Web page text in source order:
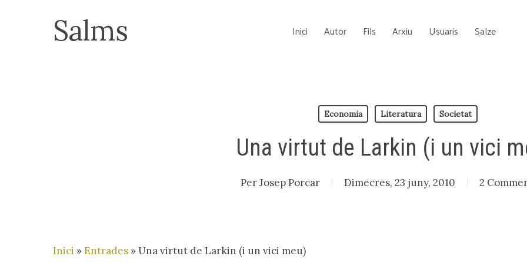
Salms Inici Autor Fils Arxiu Usuaris Salze
Economia Literatura Societat
Una virtut de Larkin (i un vici
Per Josep Porcar Dimecres, 23 juny, 2010 2
Inici »Entrades »Una virtut de Larkin (i un vici meu)